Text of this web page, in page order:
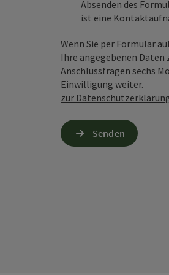
Absenden des
ist eine
Wenn Sie per Formular
Ihre angegebenen Daten
Anschlussfragen sechs
Einwilligung weiter.
zur
Senden